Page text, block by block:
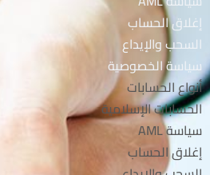
إغلاق الحساب
السحب والإيداع
سياسة الخصوصية
أنواع الحسابات
الحسابات الإسلامية
سياسة AML
إغلاق الحساب